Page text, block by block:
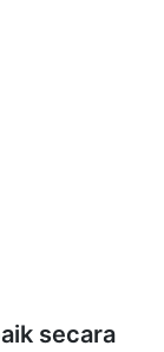
secara